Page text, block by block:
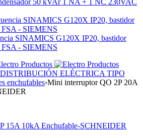
SINAMICS G120X IP20, bastidor
FSA - SIEMENS
DISTRIBUCIÓN ELÉCTRICA TIPO
enchufables›Mini interruptor QO 2P 20A